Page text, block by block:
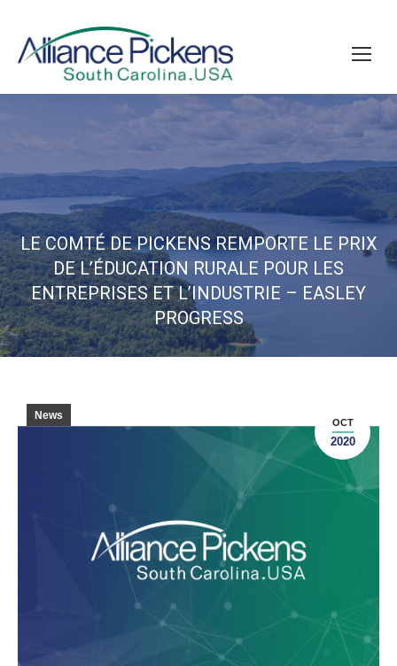
LE COMTÉ DE PICKENS REMPORTE LE PRIX
DE L’ÉDUCATION RURALE POUR LES
ENTREPRISES ET L’INDUSTRIE – EASLEY
PROGRESS
OCT
2020
News